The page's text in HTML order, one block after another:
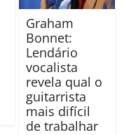
Graham
Bonnet:
Lendário
vocalista
revela qual o
guitarrista
mais difícil
de trabalhar